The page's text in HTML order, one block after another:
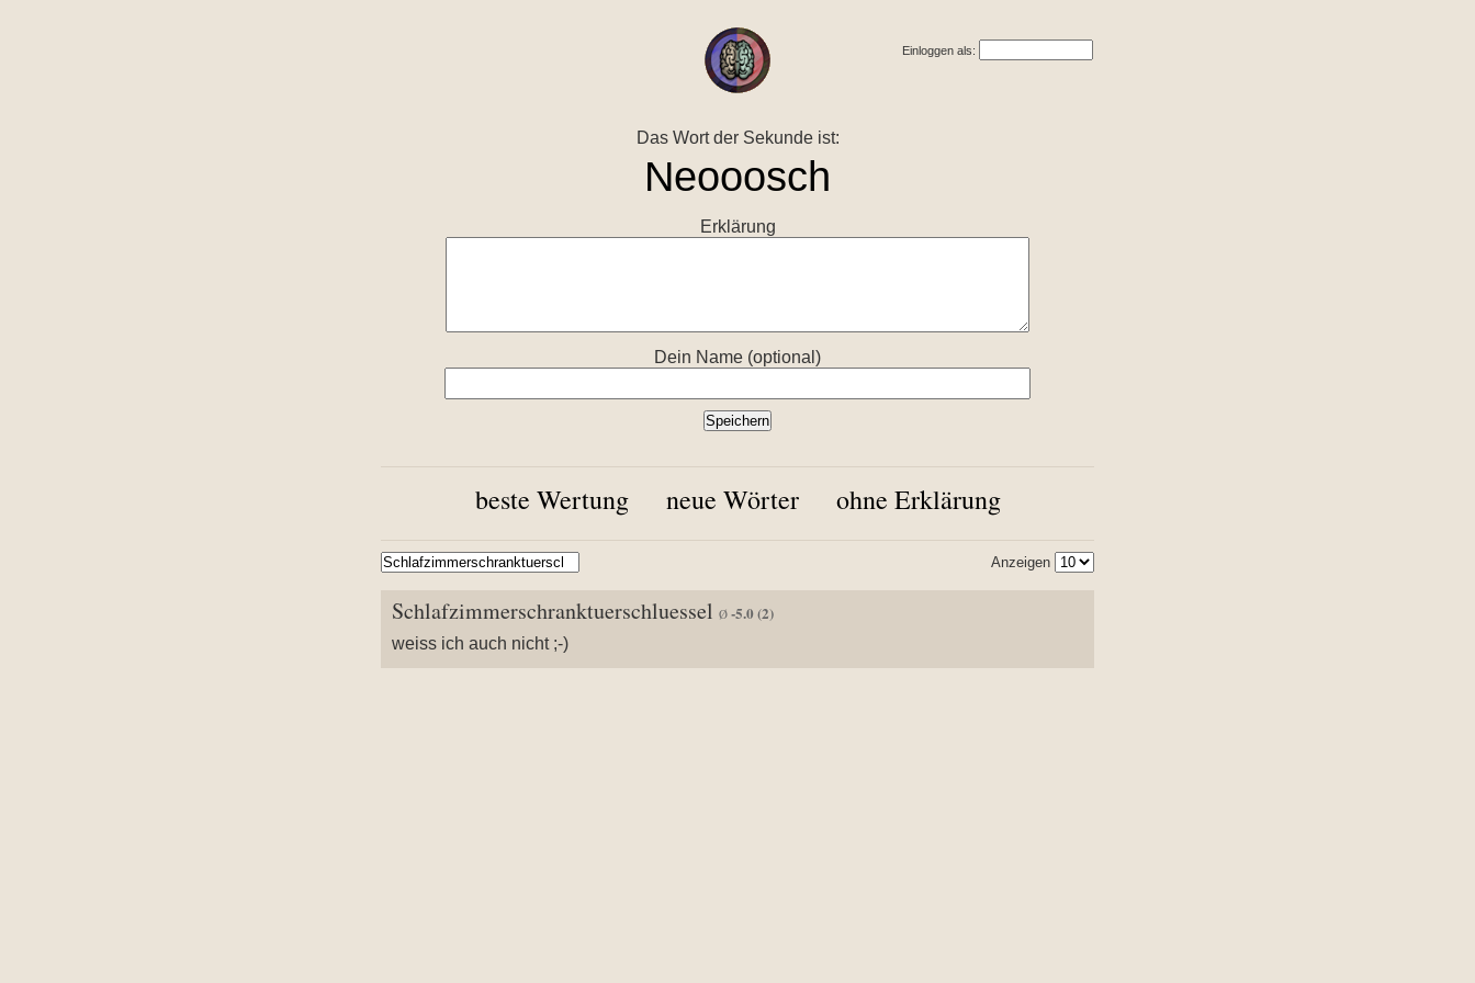
Einloggen als:
Das Wort der Sekunde ist:
Erklärung
Dein Name (optional)
beste Wertung neue Wörter ohne Erklärung
Anzeigen
Schlafzimmerschranktuerschluessel Ø -5.0(2)
weiss ich auch nicht ;-)